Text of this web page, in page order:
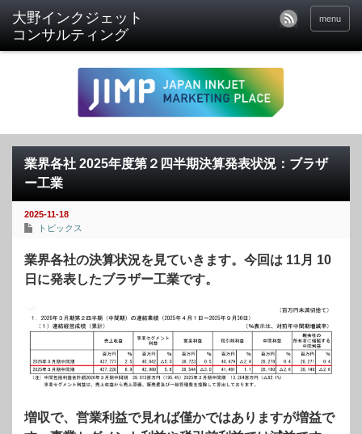
menu
業界各社 2025年度第２四半期決算発表状況：ブラザ
ー工業
2025-11-18
トピックス
業界各社の決算状況を見ていきます。今回は 11月 10
日に発表したブラザー工業です。
増収で、営業利益で見れば僅かではありますが増益で